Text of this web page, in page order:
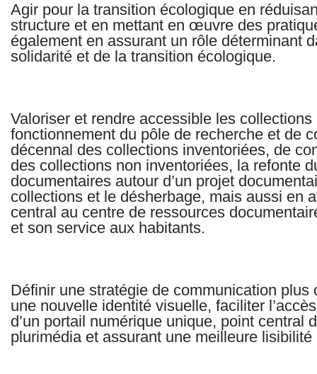
Agir pour la transition écologique en
structure et en mettant en œuvre des
également en assurant un rôle déterminant
solidarité et de la transition écologique.
Valoriser et rendre accessible les
fonctionnement du pôle de recherche et de
décennal des collections inventoriées, de
des collections non inventoriées, la refonte
documentaires autour d’un projet
collections et le désherbage, mais aussi en
central au centre de ressources
et son service aux habitants.
Définir une stratégie de communication
une nouvelle identité visuelle, faciliter
d’un portail numérique unique, point central
plurimédia et assurant une meilleure